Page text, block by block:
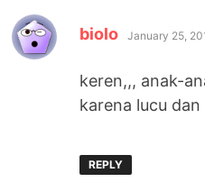
biolo says:
January 25,
keren,,, anak-
karena lucu
REPLY